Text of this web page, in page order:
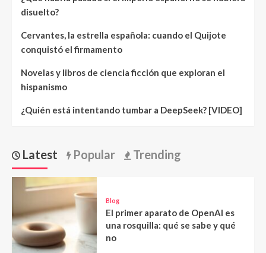
disuelto?
Cervantes, la estrella española: cuando el Quijote
conquistó el firmamento
Novelas y libros de ciencia ficción que exploran el
hispanismo
¿Quién está intentando tumbar a DeepSeek? [VIDEO]
Latest Popular Trending
Blog
El primer aparato de OpenAI es
una rosquilla: qué se sabe y qué
no